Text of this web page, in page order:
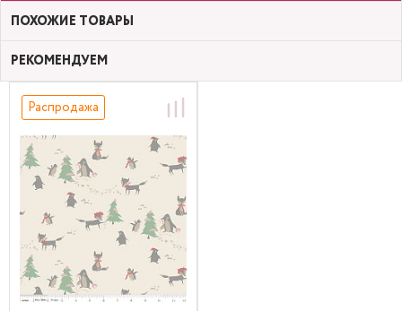
ПОХОЖИЕ ТОВАРЫ
РЕКОМЕНДУЕМ
Распродажа